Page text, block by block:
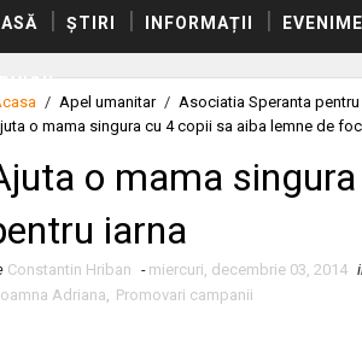
ȘTIRI INFORMAȚII
/ Apel umanitar / Asociatia Speranta
o mama singura cu 4 copii sa aiba lemne de
o mama
iarna
Constantin Hriban - miercuri, decembrie 03, 2014
Adriana, Promovari campanii